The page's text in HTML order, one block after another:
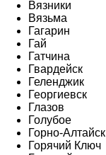
Вязники
Вязьма
Гагарин
Гай
Гатчина
Гвардейск
Геленджик
Георгиевск
Глазов
Голубое
Горно-Алтайск
Горячий Ключ